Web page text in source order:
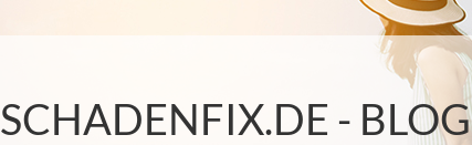
SCHADENFIX.DE - BLOG